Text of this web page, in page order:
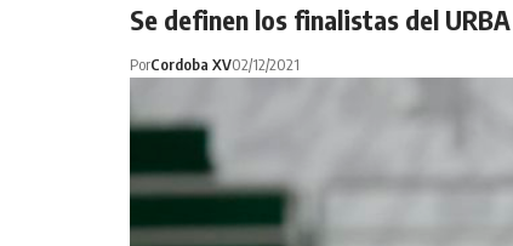
Se definen los finalistas del
PorCordoba XV02/12/2021